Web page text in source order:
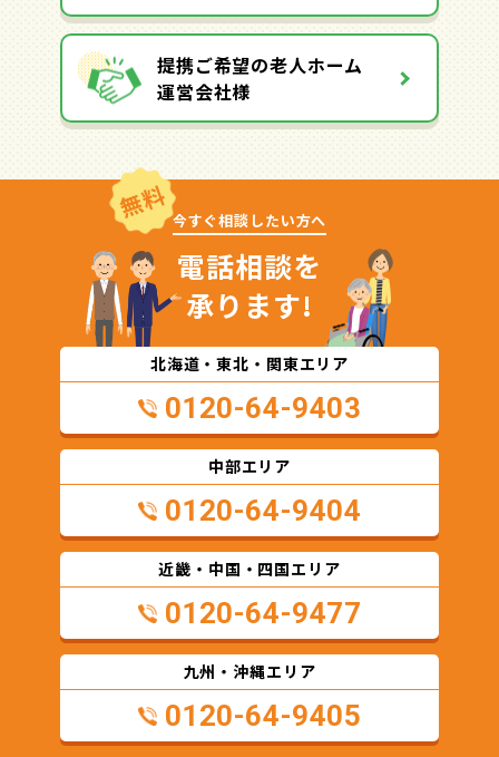
提携ご希望の老人ホーム
運営会社様
無料 今すぐ相談したい方へ
電話相談を
承ります!
北海道・東北・関東エリア
0120-64-9403
中部エリア
0120-64-9404
近畿・中国・四国エリア
0120-64-9477
九州・沖縄エリア
0120-64-9405